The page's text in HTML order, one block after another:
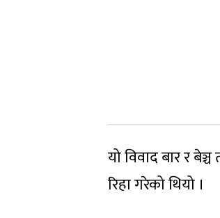
यो विवाद बार र
रिहा गरेको थियो ।